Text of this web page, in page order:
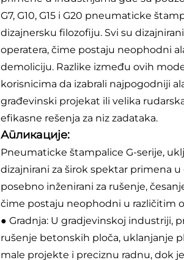
G7, G10, G15 i G20 pneumaticke
dizajnersku filozofiju. Svi su
operatera, čime postaju neophodni
demoliciju. Razlike između ovih
korisnicima da izabrali najpogodniji
građevinski projekat ili velika
efikasne rešenja za niz zadataka.
Апликације:
Pneumaticke štampalice G-serije,
dizajnirani za širok spektar primena
posebno inženirani za rušenje,
čime postaju neophodni u različitim
● Gradnja: U gradjevinskoj industriji,
rušenje betonskih ploča, uklanjanje
male projekte i preciznu radnu, dok